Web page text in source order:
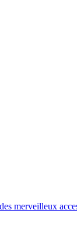
merveilleux